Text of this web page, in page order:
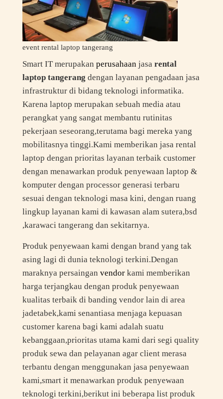
event rental laptop tangerang
Smart IT merupakan perusahaan jasarental
laptop tangerang dengan layanan pengadaan jasa
infrastruktur di bidang teknologi informatika.
Karena laptop merupakan sebuah media atau
perangkat yang sangat membantu rutinitas
pekerjaan seseorang,terutama bagi mereka yang
mobilitasnya tinggi.Kami memberikan jasa rental
laptop dengan prioritas layanan terbaik customer
dengan menawarkan produk penyewaan laptop &
komputer dengan processor generasi terbaru
sesuai dengan teknologi masa kini, dengan ruang
lingkup layanan kami di kawasan alam sutera,bsd
,karawaci tangerang dan sekitarnya.
Produk penyewaan kami dengan brand yang tak
asing lagi di dunia teknologi terkini.Dengan
maraknya persaingan vendor kami memberikan
harga terjangkau dengan produk penyewaan
kualitas terbaik di banding vendor lain di area
jadetabek,kami senantiasa menjaga kepuasan
customer karena bagi kami adalah suatu
kebanggaan,prioritas utama kami dari segi quality
produk sewa dan pelayanan agar client merasa
terbantu dengan menggunakan jasa penyewaan
kami,smart it menawarkan produk penyewaan
teknologi terkini,berikut ini beberapa list produk